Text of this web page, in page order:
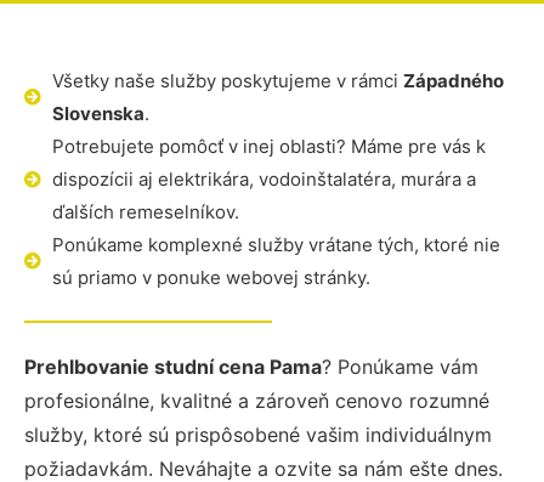
Všetky naše služby poskytujeme v rámci Západného
Slovenska.
Potrebujete pomôcť v inej oblasti? Máme pre vás k
dispozícii aj elektrikára, vodoinštalatéra, murára a
ďalších remeselníkov.
Ponúkame komplexné služby vrátane tých, ktoré nie
sú priamo v ponuke webovej stránky.
Prehlbovanie studní cena Pama? Ponúkame vám
profesionálne, kvalitné a zároveň cenovo rozumné
služby, ktoré sú prispôsobené vašim individuálnym
požiadavkám. Neváhajte a ozvite sa nám ešte dnes.